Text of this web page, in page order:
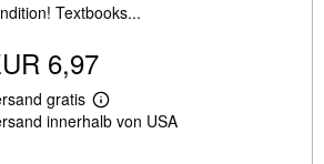
Textbooks...
6,97
gratis
W
e
innerhalb von USA